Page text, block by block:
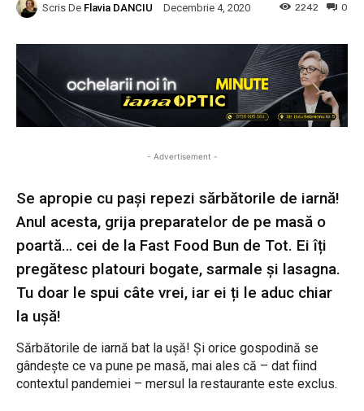
Scris De Flavia DANCIU Decembrie 4, 2020 0
2242
- Advertisement -
Se apropie cu pași repezi sărbătorile de iarnă!
Anul acesta, grija preparatelor de pe masă o
poartă… cei de la Fast Food Bun de Tot. Ei îți
pregătesc platouri bogate, sarmale și lasagna.
Tu doar le spui câte vrei, iar ei ți le aduc chiar
la ușă!
Sărbătorile de iarnă bat la ușă! Și orice gospodină se
gândește ce va pune pe masă, mai ales că – dat fiind
contextul pandemiei – mersul la restaurante este exclus.